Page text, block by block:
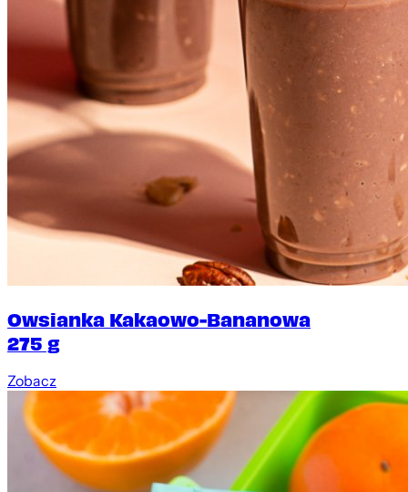
Owsianka Kakaowo-Bananowa
275 g
Zobacz